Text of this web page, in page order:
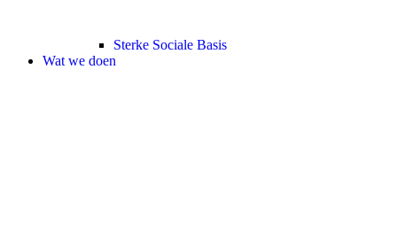
Sterke Sociale Basis
Wat we doen